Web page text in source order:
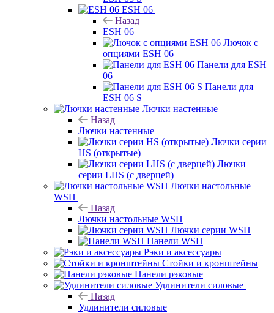
ESH 06
Назад
ESH 06
Лючок с
опциями ESH 06
Панели для ESH
06
Панели для
ESH 06 S
Лючки настенные
Назад
Лючки настенные
Лючки серии
HS (открытые)
Лючки
серии LHS (с дверцей)
Лючки настольные
WSH
Назад
Лючки настольные WSH
Лючки серии WSH
Панели WSH
Рэки и аксессуары
Стойки и кронштейны
Панели рэковые
Удлинители силовые
Назад
Удлинители силовые